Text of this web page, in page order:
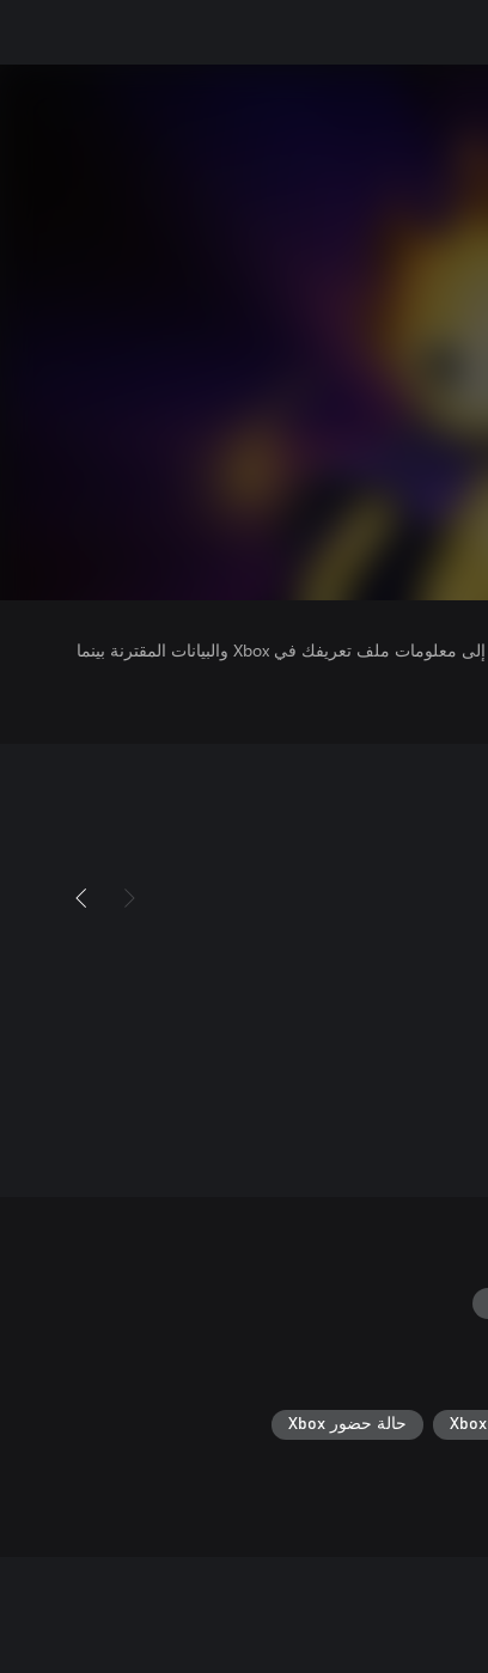
يتلقى ناشرو الألعاب التي تقوم بتشغيلها وصولاً إلى معلومات ملف تعريفك في Xbox والبيانات المقترنة بينما
حالة حضور Xbox